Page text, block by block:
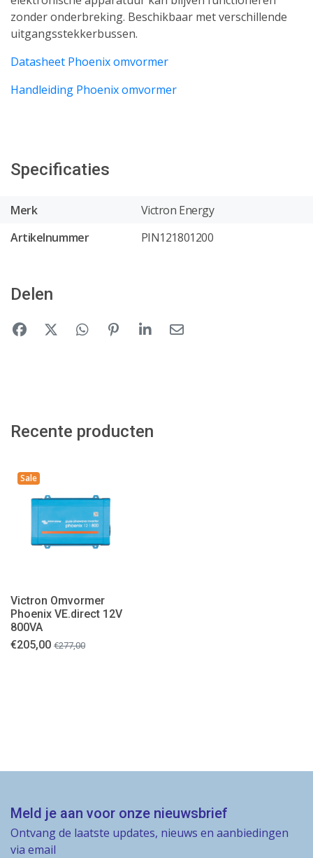
zonder onderbreking. Beschikbaar met verschillende
uitgangsstekkerbussen.
Datasheet Phoenix omvormer
Handleiding Phoenix omvormer
Specificaties
Merk
Victron Energy
Artikelnummer
PIN121801200
Delen
Recente producten
Sale
Victron Omvormer
Phoenix VE.direct 12V
800VA
€205,00 €277,00
Meld je aan voor onze nieuwsbrief
Ontvang de laatste updates, nieuws en aanbiedingen
via email